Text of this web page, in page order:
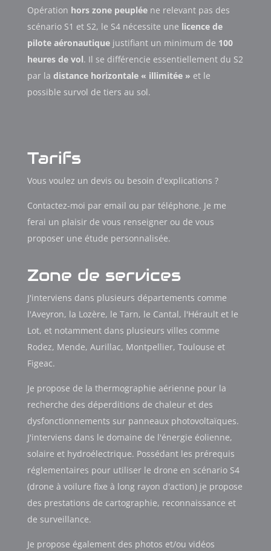
Opération hors zone peupléene relevant pas des
scénario S1 et S2, le S4 nécessite une licence de
pilote aéronautiquejustifiant un minimum de 100
heures de vol. Il se différencie essentiellement du S2
par la distance horizontale « illimitée » et le
possible survol de tiers au sol.
Tarifs
Vous voulez un devis ou besoin d'explications ?
Contactez-moi par email ou par téléphone. Je me
ferai un plaisir de vous renseigner ou de vous
proposer une étude personnalisée.
Zone de services
J'interviens dans plusieurs départements comme
l'Aveyron, la Lozère, le Tarn, le Cantal, l'Hérault et le
Lot, et notamment dans plusieurs villes comme
Rodez, Mende, Aurillac, Montpellier, Toulouse et
Figeac.
Je propose de la thermographie aérienne pour la
recherche des déperditions de chaleur et des
dysfonctionnements sur panneaux photovoltaïques.
J'interviens dans le domaine de l'énergie éolienne,
solaire et hydroélectrique. Possédant les prérequis
réglementaires pour utiliser le drone en scénario S4
(drone à voilure fixe à long rayon d'action) je propose
des prestations de cartographie, reconnaissance et
de surveillance.
Je propose également des photos et/ou vidéos